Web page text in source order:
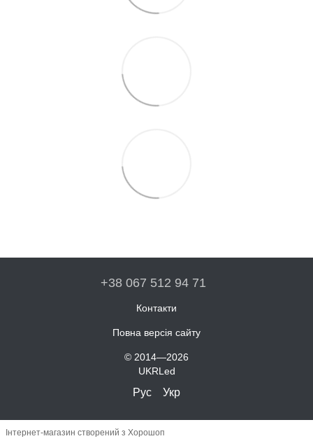
+38 067 512 94 71
Контакти
Повна версія сайту
© 2014—2026
UKRLed
Рус Укр
Інтернет-магазин створений з Хорошоп